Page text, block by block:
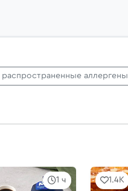
распространенные аллергены
1 ч 1.4K